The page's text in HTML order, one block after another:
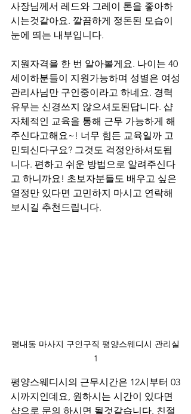
사장님께서 레드와 그레이 톤을 좋아하
시는것같아요. 깔끔하게 정돈된 모습이
눈에 띄는 내부입니다.
지원자격을 한 번 알아볼게요. 나이는 40
세이하분들이 지원가능하며 성별은 여성
관리사님만 구인중이라고 하네요. 경력
유무는 신경쓰지 않으셔도된답니다. 샵
자체적인 교육을 통해 근무 가능하게 해
주신다고해요~! 너무 힘든 교육일까 고
민되신다구요? 그것도 걱정안하셔도됩
니다. 편하고 쉬운 방법으로 알려주신다
고 하니까요! 초보자분들도 배우고 싶은
열정만 있다면 고민하지 마시고 연락해
보시길 추천드립니다.
평내동 마사지 구인구직 평양스웨디시 관리실
1
평양스웨디시의 근무시간은 12시부터 03
시까지인데요, 원하시는 시간이 있다면
샵으로 문의 하시면 될것같습니다. 친절